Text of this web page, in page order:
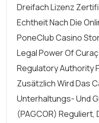
Dreifach Lizenz
Echtheit Nach Die
PoneClub Casino
Legal Power Of
Regulatory Authority
Zusätzlich Wird Das
Unterhaltungs- Und
(PAGCOR)